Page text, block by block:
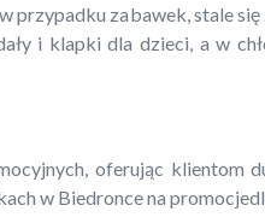
zabawek, stale
i klapki dla dzieci, a w
oferując
w Biedronce na